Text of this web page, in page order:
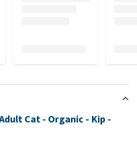
Cat - Organic - Kip -